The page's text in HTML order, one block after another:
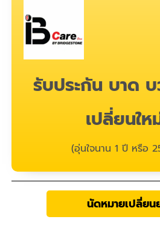
รับประกัน บาด
เปลี่ยนใ
(อุ่นใจนาน 1 ปี หรือ
นัดหมายเปลี่ยน